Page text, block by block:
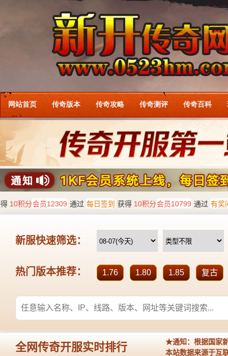
网站首页 传奇版本 传奇攻略 传奇测评 传奇百科